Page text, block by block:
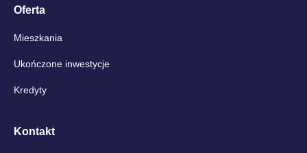
Oferta
Mieszkania
Ukończone inwestycje
Kredyty
Kontakt